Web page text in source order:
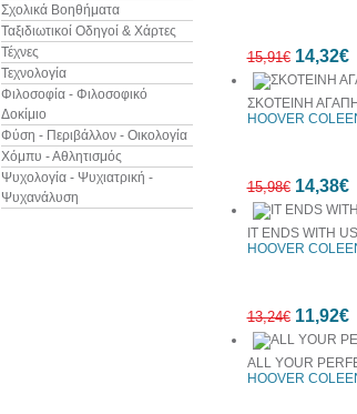
Σχολικά Βοηθήματα
Ταξιδιωτικοί Οδηγοί & Χάρτες
Τέχνες
Τεχνολογία
Φιλοσοφία - Φιλοσοφικό
Δοκίμιο
Φύση - Περιβάλλον - Οικολογία
Χόμπυ - Αθλητισμός
Ψυχολογία - Ψυχιατρική -
Ψυχανάλυση
15,91€ 14,32€
ΣΚΟΤΕΙΝΗ ΑΓΑΠΗ
HOOVER
15,98€ 14,38€
IT ENDS WITH US
HOOVER
13,24€ 11,92€
ALL YOUR
HOOVER